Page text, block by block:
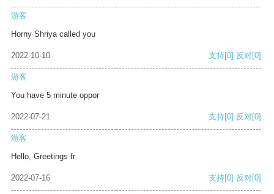
游客
Horny Shriya called you
2022-10-10 支持[0] 反对[0]
游客
You have 5 minute oppor
2022-07-21 支持[0] 反对[0]
游客
Hello, Greetings fr
2022-07-16 支持[0] 反对[0]